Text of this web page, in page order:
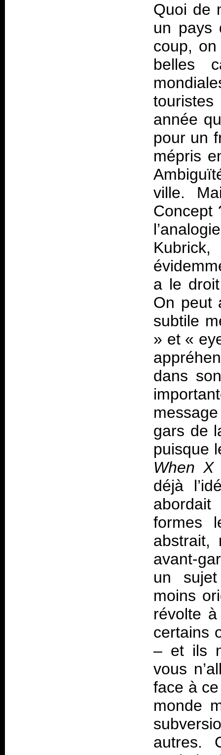
Quoi de
un pays
coup,
belles
année
pour un
mépris
ville.
Concept
a le
On peut
subtile
» et «
dans
gars de
puisque
When X
déjà
formes
abstrait,
avant-
un
moins
révolte
certains
– et ils
vous
face à
monde
autres.